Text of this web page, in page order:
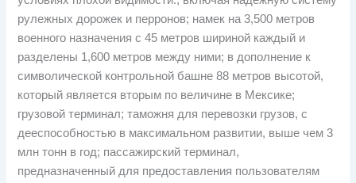
рулежных дорожек и перронов; намек на 3,500 метров
военного назначения с 45 метров шириной каждый и
разделены 1,600 метров между ними; в дополнение к
символической контрольной башне 88 метров высотой,
который является вторым по величине в Мексике;
грузовой терминал; таможня для перевозки грузов, с
дееспособностью в максимальном развитии, выше чем 3
млн тонн в год; пассажирский терминал,
предназначенный для предоставления пользователям